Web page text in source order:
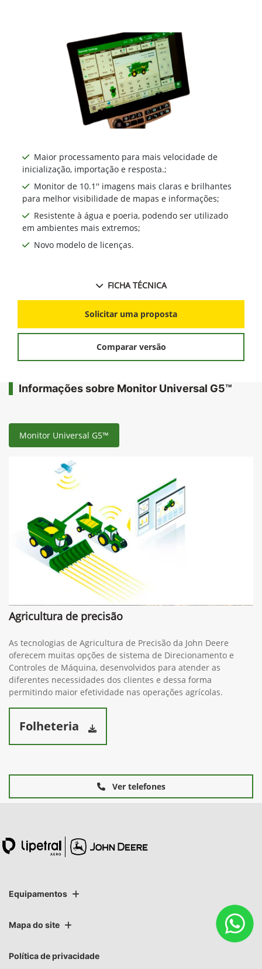
Maior processamento para mais velocidade de
inicialização, importação e resposta.;
Monitor de 10.1'' imagens mais claras e brilhantes
para melhor visibilidade de mapas e informações;
Resistente à água e poeria, podendo ser utilizado
em ambientes mais extremos;
Novo modelo de licenças.
FICHA TÉCNICA
Solicitar uma proposta
Comparar versão
Informações sobre Monitor Universal G5™
Monitor Universal G5™
Agricultura de precisão
As tecnologias de Agricultura de Precisão da John Deere
oferecem muitas opções de sistema de Direcionamento e
Controles de Máquina, desenvolvidos para atender as
diferentes necessidades dos clientes e dessa forma
permitindo maior efetividade nas operações agrícolas.
Folheteria
Ver telefones
Equipamentos
Mapa do site
Política de privacidade